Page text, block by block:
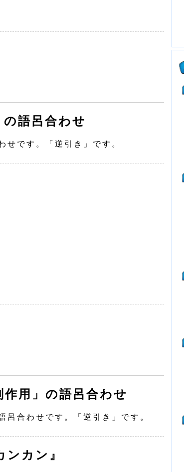
の語呂合わせ
です。「逆引き」です。
作用」の語呂合わせ
合わせです。「逆引き」です。
ンカン』